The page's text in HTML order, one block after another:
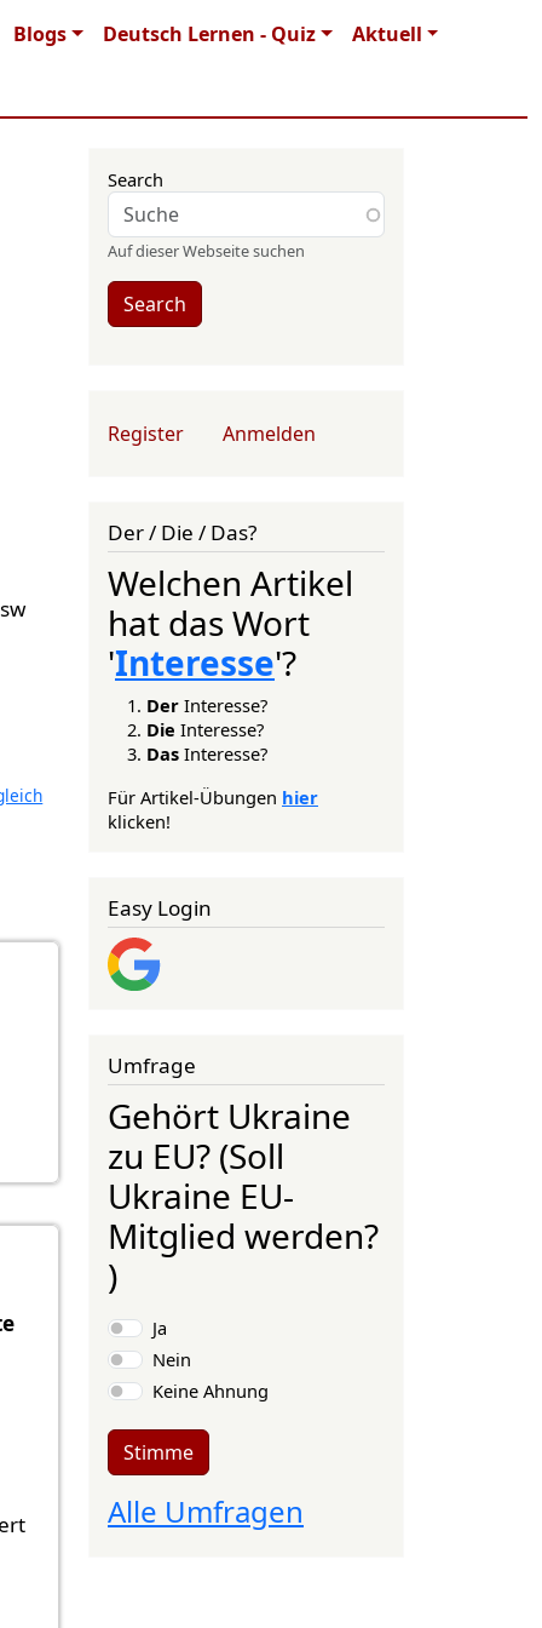
Blogs Deutsch Lernen - Quiz
Aktuell
Search
Auf dieser Webseite suchen
Search
User account menu
Register Anmelden
Der / Die / Das?
Welchen Artikel
hat das Wort
'Interesse'?
Der Interesse?
Die Interesse?
Das Interesse?
Für Artikel-Übungen hier
klicken!
Easy Login
Umfrage
Gehört Ukraine
zu EU? (Soll
Ukraine EU-
Mitglied werden?
)
Auswahlmöglichkeiten
Ja
Nein
Keine Ahnung
Stimme
Alle Umfragen